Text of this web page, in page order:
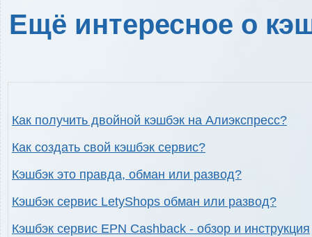
Ещё интересное о
Как получить двойной кэшбэк на Алиэкспресс?
Как создать свой кэшбэк сервис?
Кэшбэк это правда, обман или развод?
Кэшбэк сервис LetyShops обман или развод?
Кэшбэк сервис EPN Cashback - обзор и инструкция